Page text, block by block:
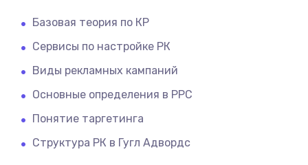
Базовая теория по КР
Сервисы по настройке РК
Виды рекламных кампаний
Основные определения в PPC
Понятие таргетинга
Структура РК в Гугл Адвордс